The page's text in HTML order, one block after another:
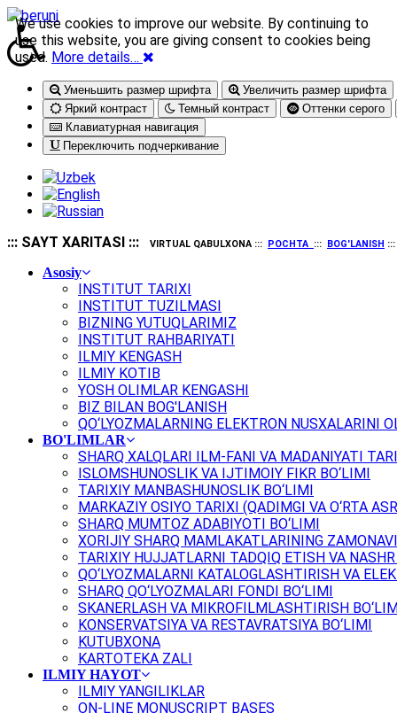
Уменьшить размер шрифта
Увеличить размер шрифта
Яркий контраст
Темный контраст
Оттенки серого
Клавиатурная навигация
Переключить подчеркивание
::: SAYT XARITASI ::: VIRTUAL QABULXONA ::: POCHTA ::: BOG'LANISH
Asosiy
INSTITUT TARIXI
INSTITUT TUZILMASI
BIZNING YUTUQLARIMIZ
INSTITUT RAHBARIYATI
ILMIY KENGASH
ILMIY KOTIB
YOSH OLIMLAR KENGASHI
BIZ BILAN BOG'LANISH
QO‘LYOZMALARNING ELEKTRON NUSXALARINI
BO'LIMLAR
SHARQ XALQLARI ILM-FANI VA MADANIYATI
ISLOMSHUNOSLIK VA IJTIMOIY FIKR BO‘LIMI
TARIXIY MANBASHUNOSLIK BO‘LIMI
MARKAZIY OSIYO TARIXI (QADIMGI VA O‘RTA
SHARQ MUMTOZ ADABIYOTI BO‘LIMI
XORIJIY SHARQ MAMLAKATLARINING
TARIXIY HUJJATLARNI TADQIQ ETISH VA
QO‘LYOZMALARNI KATALOGLASHTIRISH VA
SHARQ QO‘LYOZMALARI FONDI BO‘LIMI
SKANERLASH VA MIKROFILMLASHTIRISH
KONSERVATSIYA VA RESTAVRATSIYA BO‘LIMI
KUTUBXONA
KARTOTEKA ZALI
ILMIY HAYOT
ILMIY YANGILIKLAR
ON-LINE MONUSCRIPT BASES
We use cookies to improve our website. By continuing to
use this website, you are giving consent to cookies being
used. More details…